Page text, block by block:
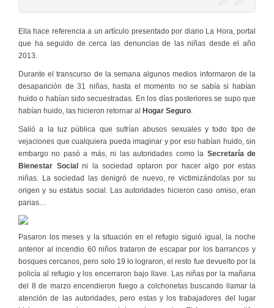
Ella hace referencia a un artículo presentado por diario La Hora, portal
que ha seguido de cerca las denuncias de las niñas desde el año
2013.
Durante el transcurso de la semana algunos medios informaron de la
desaparición de 31 niñas, hasta el momento no se sabía si habían
huido o habían sido secuestradas. En los días posteriores se supo que
habían huido, las hicieron retornar al Hogar Seguro
Salió a la luz pública que sufrían abusos sexuales y todo tipo de
vejaciones que cualquiera pueda imaginar y por eso habían huido, sin
embargo no pasó a más, ni las autoridades como la Secretaría de
Bienestar Socialni la sociedad optaron por hacer algo por estas
niñas. La sociedad las denigró de nuevo, re victimizándolas por su
origen y su estatus social. Las autoridades hicieron caso omiso, eran
parias…
Pasaron los meses y la situación en el refugio siguió igual, la noche
anterior al incendio 60 niños trataron de escapar por los barrancos y
bosques cercanos, pero solo 19 lo lograron, el resto fue devuelto por la
policía al refugio y los encerraron bajo llave. Las niñas por la mañana
del 8 de marzo encendieron fuego a colchonetas buscando llamar la
atención de las autoridades, pero estas y los trabajadores del lugar